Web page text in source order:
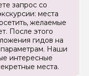
запрос со
места
желаемые
После этого
гидов на
Наши
интересные
места.
можете их